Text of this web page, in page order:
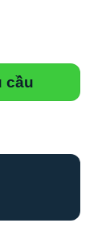
cầu